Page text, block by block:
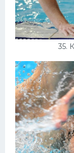
35.